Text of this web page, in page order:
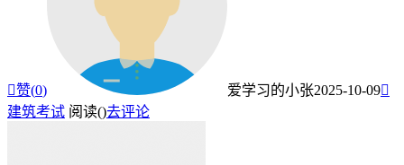
赞(0) 爱学习的小张2025-10-09
建筑考试 阅读()去评论